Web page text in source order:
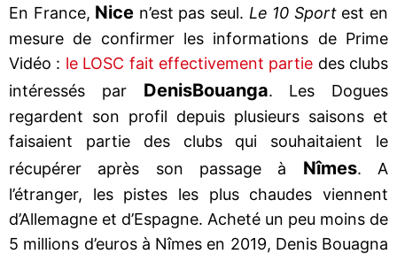
En France, Nice n’est pas seul. Le 10 Sportest en
mesure de confirmer les informations de Prime
Vidéo : le LOSC fait effectivement partie des clubs
intéressés par DenisBouanga. Les Dogues
regardent son profil depuis plusieurs saisons et
faisaient partie des clubs qui souhaitaient le
récupérer après son passage à Nîmes. A
l’étranger, les pistes les plus chaudes viennent
d’Allemagne et d’Espagne. Acheté un peu moins de
5 millions d’euros à Nîmes en 2019, Denis Bouagna